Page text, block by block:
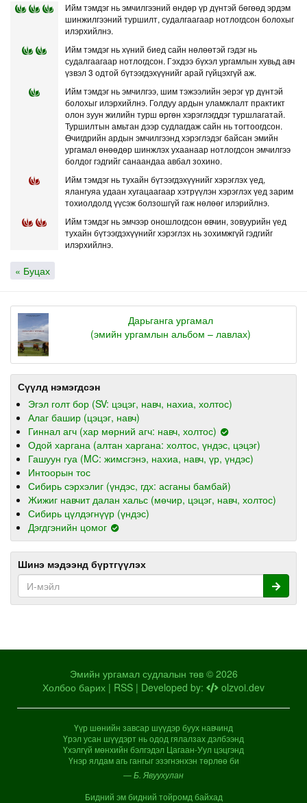
Ийм тэмдэг нь эмчилгээний өндөр үр дүнтэй бөгөөд эрдэм
шинжилгээний туршилт, судалгаагаар нотлогдсон болохыг
илэрхийлнэ.
Ийм тэмдэг нь хүний биед сайн нөлөөтэй гэдэг нь
судалгаагаар нотлогдсон. Гэхдээ бүхэл ургамлын хувьд авч
үзвэл 3 одтой бүтээгдэхүүнийг арай гүйцэхгүй аж.
Ийм тэмдэг нь эмчилгээ, шим тэжээлийн эерэг үр дүнтэй
болохыг илэрхийлнэ. Голдуу ардын уламжлалт практикт
олон зуун жилийн турш өргөн хэрэглэгддэг туршлагатай.
Туршилтын амьтан дээр судлагдаж сайн нь тогтоогдсон.
Өчигдрийн ардын эмчилгээнд хэрэглэдэг байсан эмийн
ургамал өнөөдөр шинжлэх ухаанаар нотлогдсон эмчилгээ
болдог гэдгийг санаандаа авбал зохино.
Ийм тэмдэг нь тухайн бүтээгдэхүүнийг хэрэглэх үед,
ялангуяа удаан хугацаагаар хэтрүүлэн хэрэглэх үед зарим
тохиолдолд үүсэж болзошгүй гаж нөлөөг илэрийлнэ.
Ийм тэмдэг нь эмчээр оношлогдсон өвчин, зовуурийн үед
тухайн бүтээгдэхүүнийг хэрэглэх нь зохимжгүй гэдгийг
илэрхийлнэ.
« Буцах
Дарьганга ургамал
(эмийн ургамлын альбом – лавлах)
Сүүлд нэмэгдсэн
Эгэл голт бор (SV: цэцэг, навч, нахиа, холтос)
Алаг башир (цэцэг, навч)
Гиннал агч (хар мөрний агч: навч, холтос)
Одой харгана (алтан харгана: холтос, үндэс, цэцэг)
Гашуун гуа (MC: жимсгэнэ, нахиа, навч, үр, үндэс)
Интоорын тос
Сибирь сэрхэлиг (үндэс, гдх: асганы бамбай)
Жижиг навчит далан хальс (мөчир, цэцэг, навч, холтос)
Сибирь цүлдэгнүүр (үндэс)
Дэгдгэнийн цомог
Шинэ мэдээнд бүртгүүлэх
Эмийн ургамал судлалын төв © 2026
Холбоо барих | RSS | Developed by: olzvoi.dev
Үүр шөнийн завсар шүүдэр буух навчинд
Үрэл усан шүүдэрт нь одод гялалзах дэлбээнд
Үхэлгүй мөнхийн бэлгэдэл Цагаан-Уул цэцгэнд
Үнэр ялдам агь гангыг эзэгнэнхэн төрлөө би
— Б. Явуухулан
Бидний эм бидний тойромд байхад